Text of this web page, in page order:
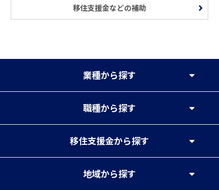
移住支援金などの補助
業種から探す
職種から探す
移住支援金から探す
地域から探す